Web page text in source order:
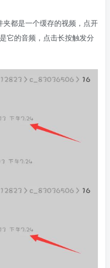
都是一个缓存的视频，点开
它的音频，点击长按触发分